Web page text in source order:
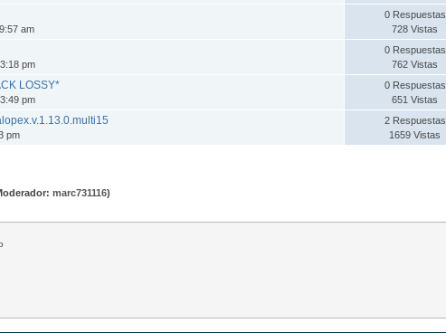
am
0 Respuestas
728 Vistas
pm
0 Respuestas
762 Vistas
LOSSY*
pm
0 Respuestas
651 Vistas
pm
2 Respuestas
1659 Vistas
marc731116)